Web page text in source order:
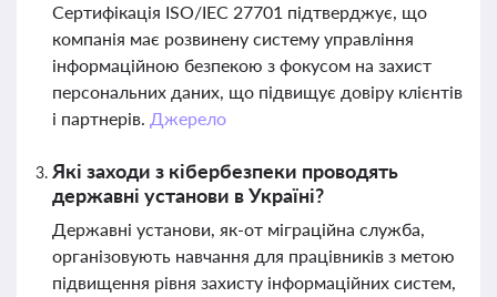
Сертифікація ISO/IEC 27701 підтверджує, що
компанія має розвинену систему управління
інформаційною безпекою з фокусом на захист
персональних даних, що підвищує довіру клієнтів
і партнерів. Джерело
Які заходи з кібербезпеки проводять
державні установи в Україні?
Державні установи, як-от міграційна служба,
організовують навчання для працівників з метою
підвищення рівня захисту інформаційних систем,